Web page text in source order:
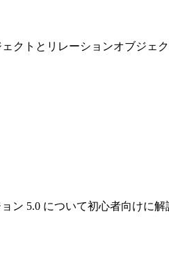
クトとリレーションオブジェク
ン 5.0 について初心者向けに